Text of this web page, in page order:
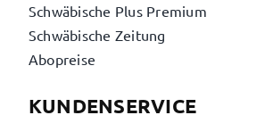
Schwäbische Plus Premium
Schwäbische Zeitung
Abopreise
KUNDENSERVICE